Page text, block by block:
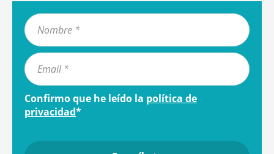
Confirmo que he leído la política de
privacidad*